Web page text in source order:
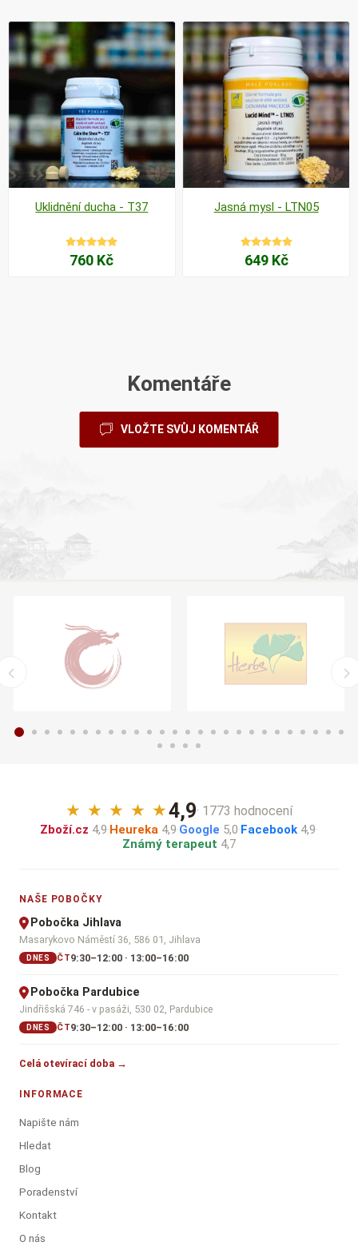
Uklidnění ducha - T37
760 Kč
Jasná mysl - LTN05
649 Kč
Komentáře
VLOŽTE SVŮJ KOMENTÁŘ
★ ★ ★ ★ ★4,9· 1773 hodnocení
Zboží.cz 4,9·Heureka 4,9·Google 5,0·Facebook 4,9·
Známý terapeut 4,7
NAŠE POBOČKY
Pobočka Jihlava
Masarykovo Náměstí 36, 586 01, Jihlava
DNES ČT9:30–12:00 · 13:00–16:00
Pobočka Pardubice
Jindřišská 746 - v pasáži, 530 02, Pardubice
DNES ČT9:30–12:00 · 13:00–16:00
Celá otevírací doba →
INFORMACE
Napište nám
Hledat
Blog
Poradenství
Kontakt
O nás